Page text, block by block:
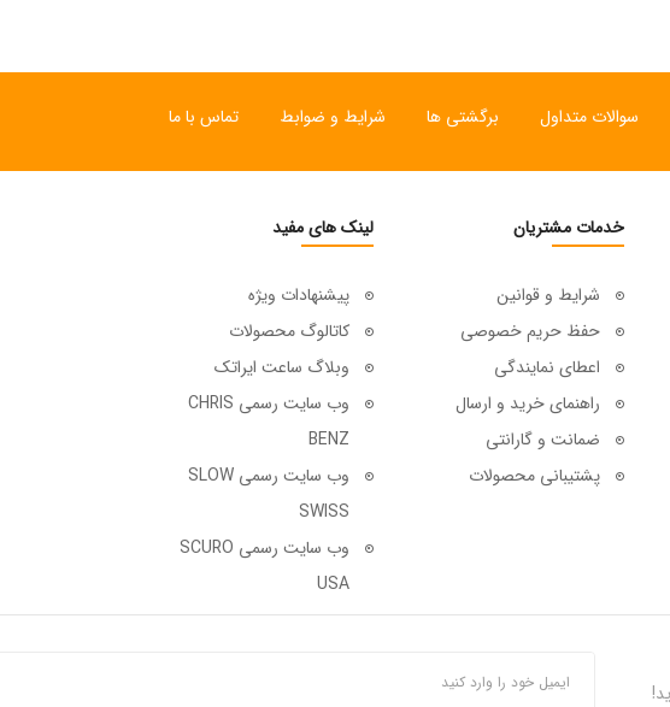
سوالات متداول برگشتی ها شرایط و ضوابط تماس با ما
خدمات مشتریان
شرایط و قوانین
حفظ حریم خصوصی
اعطای نمایندگی
راهنمای خرید و ارسال
ضمانت و گارانتی
پشتیبانی محصولات
لینک های مفید
پیشنهادات ویژه
کاتالوگ محصولات
وبلاگ ساعت ایراتک
وب سایت رسمی CHRIS
BENZ
وب سایت رسمی SLOW
SWISS
وب سایت رسمی SCURO
USA